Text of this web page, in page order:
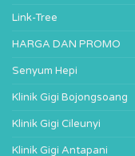
Link-Tree
HARGA DAN PROMO
Senyum Hepi
Klinik Gigi Bojongsoang
Klinik Gigi Cileunyi
Klinik Gigi Antapani